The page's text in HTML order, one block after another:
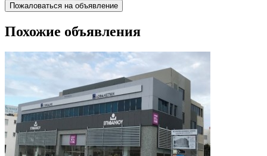
Пожаловаться на объявление
Похожие объявления